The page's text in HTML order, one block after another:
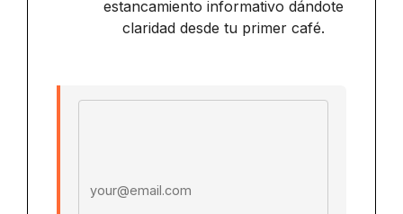
estancamiento informativo dándote
claridad desde tu primer café.